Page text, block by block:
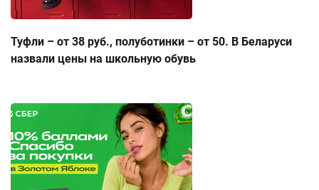
Туфли – от 38 руб., полуботинки – от 50. В Беларуси
назвали цены на школьную обувь